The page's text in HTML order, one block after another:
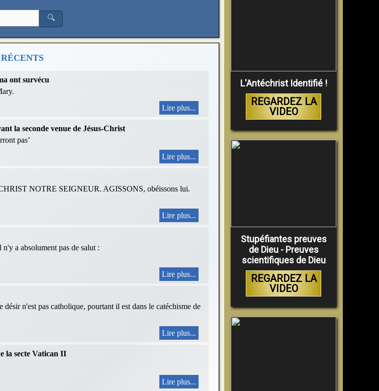
🔍
ont survécu
Lire plus...
la seconde venue de Jésus-Christ
pas’
Lire plus...
NOTRE SEIGNEUR. AGISSONS, obéissons lui.
Lire plus...
a absolument pas de salut :
Lire plus...
n'est pas catholique, pourtant il est dans le catéchisme de
Lire plus...
la secte Vatican II
Lire plus...
L'Antéchrist Identifié !
REGARDEZ LA
VIDEO
Stupéfiantes preuves
de Dieu - Preuves
scientifiques de Dieu
REGARDEZ LA
VIDEO